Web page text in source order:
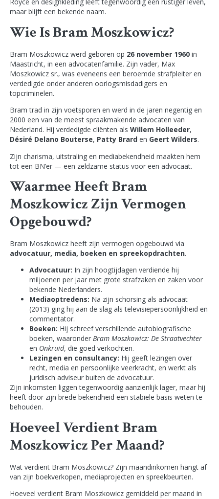
Royce en designkleding leeft tegenwoordig een rustiger leven,
maar blijft een bekende naam.
Wie Is Bram Moszkowicz?
Bram Moszkowicz werd geboren op 26 november 1960 in
Maastricht, in een advocatenfamilie. Zijn vader, Max
Moszkowicz sr., was eveneens een beroemde strafpleiter en
verdedigde onder anderen oorlogsmisdadigers en
topcriminelen.
Bram trad in zijn voetsporen en werd in de jaren negentig en
2000 een van de meest spraakmakende advocaten van
Nederland. Hij verdedigde cliënten als Willem Holleeder,
Désiré Delano Bouterse, Patty Brard en Geert Wilders.
Zijn charisma, uitstraling en mediabekendheid maakten hem
tot een BN’er — een zeldzame status voor een advocaat.
Waarmee Heeft Bram
Moszkowicz Zijn Vermogen
Opgebouwd?
Bram Moszkowicz heeft zijn vermogen opgebouwd via
advocatuur, media, boeken en spreekopdrachten.
Advocatuur: In zijn hoogtijdagen verdiende hij
miljoenen per jaar met grote strafzaken en zaken voor
bekende Nederlanders.
Mediaoptredens: Na zijn schorsing als advocaat
(2013) ging hij aan de slag als televisiepersoonlijkheid en
commentator.
Boeken: Hij schreef verschillende autobiografische
boeken, waaronder Bram Moszkowicz: De Straatvechter
en Onkruid, die goed verkochten.
Lezingen en consultancy: Hij geeft lezingen over
recht, media en persoonlijke veerkracht, en werkt als
juridisch adviseur buiten de advocatuur.
Zijn inkomsten liggen tegenwoordig aanzienlijk lager, maar hij
heeft door zijn brede bekendheid een stabiele basis weten te
behouden.
Hoeveel Verdient Bram
Moszkowicz Per Maand?
Wat verdient Bram Moszkowicz? Zijn maandinkomen hangt af
van zijn boekverkopen, mediaprojecten en spreekbeurten.
Hoeveel verdient Bram Moszkowicz gemiddeld per maand in